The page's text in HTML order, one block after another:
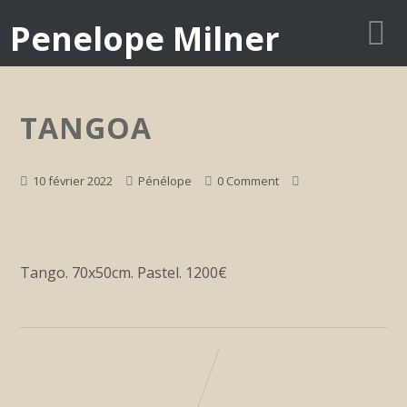
Penelope Milner
TANGOA
10 février 2022 Pénélope 0 Comment
Tango. 70x50cm. Pastel. 1200€